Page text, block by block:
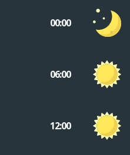
00:00
06:00
12:00